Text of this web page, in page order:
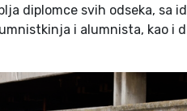
diplomce svih odseka, sa
i alumnista, kao i